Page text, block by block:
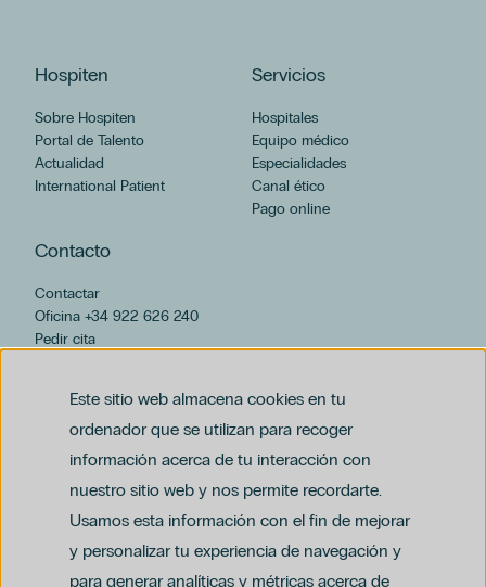
Este sitio web almacena cookies en tu
ordenador que se utilizan para recoger
información acerca de tu interacción con
nuestro sitio web y nos permite recordarte.
Usamos esta información con el fin de mejorar
y personalizar tu experiencia de navegación y
para generar analíticas y métricas acerca de
Hospiten Estepona
Hospiten Sur
Pediatría
Hospital Universitario Hospiten Sur
Hospiten Rambla
Hospital Universitario Hospiten Bellevue
Hospiten Lanzarote
Cataratas
Cirugía Plástica
Embarazo
Hospiten Tamaragua
Niños
Nutrición
Podología
Cirugía Ortopédica Y Traumatología
Odontología
Hospiten
Sobre Hospiten
Portal de Talento
Actualidad
International Patient
Servicios
Hospitales
Equipo médico
Especialidades
Canal ético
Pago online
Contacto
Contactar
Oficina +34 922 626 240
Pedir cita